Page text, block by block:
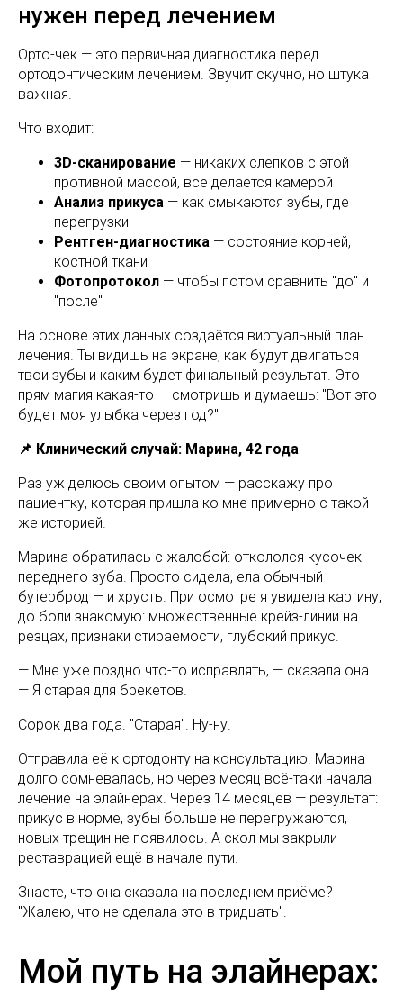
нужен перед лечением
Орто-чек — это первичная диагностика перед
ортодонтическим лечением. Звучит скучно, но штука
важная.
Что входит:
3D-сканирование — никаких слепков с этой
противной массой, всё делается камерой
Анализ прикуса — как смыкаются зубы, где
перегрузки
Рентген-диагностика — состояние корней,
костной ткани
Фотопротокол — чтобы потом сравнить "до" и
"после"
На основе этих данных создаётся виртуальный план
лечения. Ты видишь на экране, как будут двигаться
твои зубы и каким будет финальный результат. Это
прям магия какая-то — смотришь и думаешь: "Вот это
будет моя улыбка через год?"
📌 Клинический случай: Марина, 42 года
Раз уж делюсь своим опытом — расскажу про
пациентку, которая пришла ко мне примерно с такой
же историей.
Марина обратилась с жалобой: откололся кусочек
переднего зуба. Просто сидела, ела обычный
бутерброд — и хрусть. При осмотре я увидела картину,
до боли знакомую: множественные крейз-линии на
резцах, признаки стираемости, глубокий прикус.
— Мне уже поздно что-то исправлять, — сказала она.
— Я старая для брекетов.
Сорок два года. "Старая". Ну-ну.
Отправила её к ортодонту на консультацию. Марина
долго сомневалась, но через месяц всё-таки начала
лечение на элайнерах. Через 14 месяцев — результат:
прикус в норме, зубы больше не перегружаются,
новых трещин не появилось. А скол мы закрыли
реставрацией ещё в начале пути.
Знаете, что она сказала на последнем приёме?
"Жалею, что не сделала это в тридцать".
Мой путь на элайнерах: